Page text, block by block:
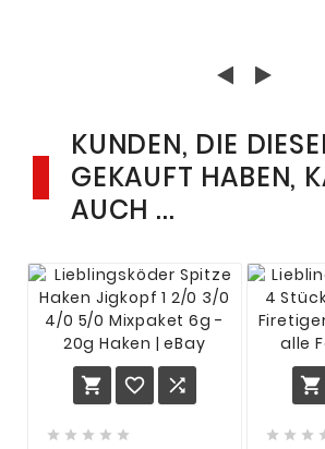
KUNDEN, DIE
GEKAUFT HABEN,
AUCH ...
  
    

  